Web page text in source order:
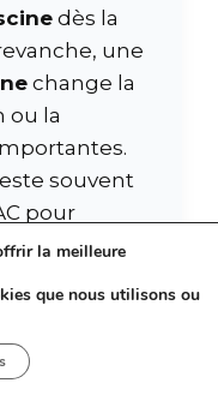
dès la
une
change la
ou la
souvent
pour
, et
les
la meilleure
que nous utilisons ou